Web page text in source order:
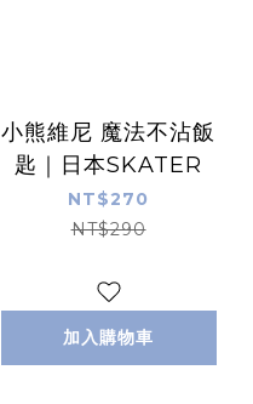
小熊維尼 魔法不沾飯
匙｜日本SKATER
NT$270
NT$290
加入購物車